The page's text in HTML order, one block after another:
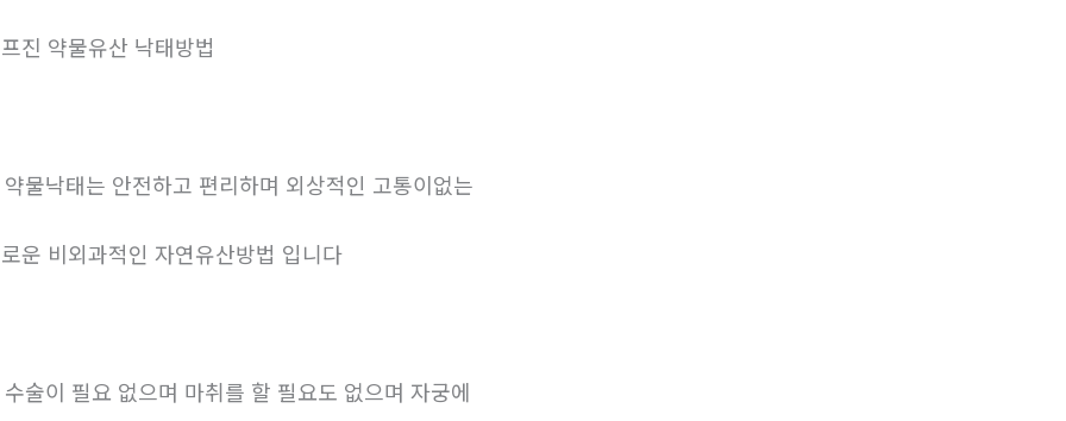
진 약물유산 낙태방법
약물낙태는 안전하고 편리하며 외상적인 고통이없는
운 비외과적인 자연유산방법 입니다
술이 필요 없으며 마취를 할 필요도 없으며 자궁에